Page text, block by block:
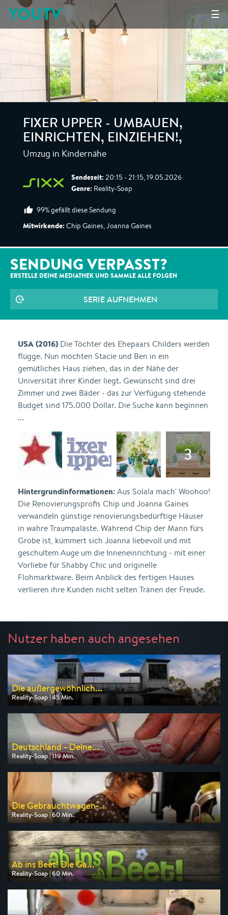
☰
YOUTV
FIXER UPPER - UMBAUEN,
EINRICHTEN, EINZIEHEN!,
Umzug in Kindernähe
Sendezeit: 20:15 - 21:15, 19.05.2026
Genre: Reality-Soap
99% gefällt diese Sendung
Mitwirkende: Chip Gaines, Joanna Gaines
SENDUNG VERPASST?
ERSTELLE DEINE MEDIATHEK UND SAMMLE ALLE FOLGEN
SERIE AUFNEHMEN
USA (2016) Die Töchter des Ehepaars Childers werden
flügge. Nun möchten Stacie und Ben in ein
gemütliches Haus ziehen, das in der Nähe der
Universität ihrer Kinder liegt. Gewünscht sind drei
Zimmer und zwei Bäder - das zur Verfügung stehende
Budget sind 175.000 Dollar. Die Suche kann beginnen
...
Hintergrundinformationen:Aus Solala mach' Woohoo!
Die Renovierungsprofis Chip und Joanna Gaines
verwandeln günstige renovierungsbedürftige Häuser
in wahre Traumpaläste. Während Chip der Mann fürs
Grobe ist, kümmert sich Joanna liebevoll und mit
geschultem Auge um die Inneneinrichtung - mit einer
Vorliebe für Shabby Chic und originelle
Flohmarktware. Beim Anblick des fertigen Hauses
verlieren ihre Kunden nicht selten Tränen der Freude.
Nutzer haben auch angesehen
Die außergewöhnlich...
Reality-Soap | 45 Min.
Ausgestrahlt von ZDF
am 09.08.2026, 17:15
Deutschland - Deine...
Reality-Soap | 119 Min.
Ausgestrahlt von RTLZWEI
am 10.08.2026, 20:14
Die Gebrauchtwagen-...
Reality-Soap | 60 Min.
Ausgestrahlt von DMAX
am 10.08.2026, 20:15
Ab ins Beet! Die Ga...
Reality-Soap | 60 Min.
Ausgestrahlt von VOX
am 09.08.2026, 18:10